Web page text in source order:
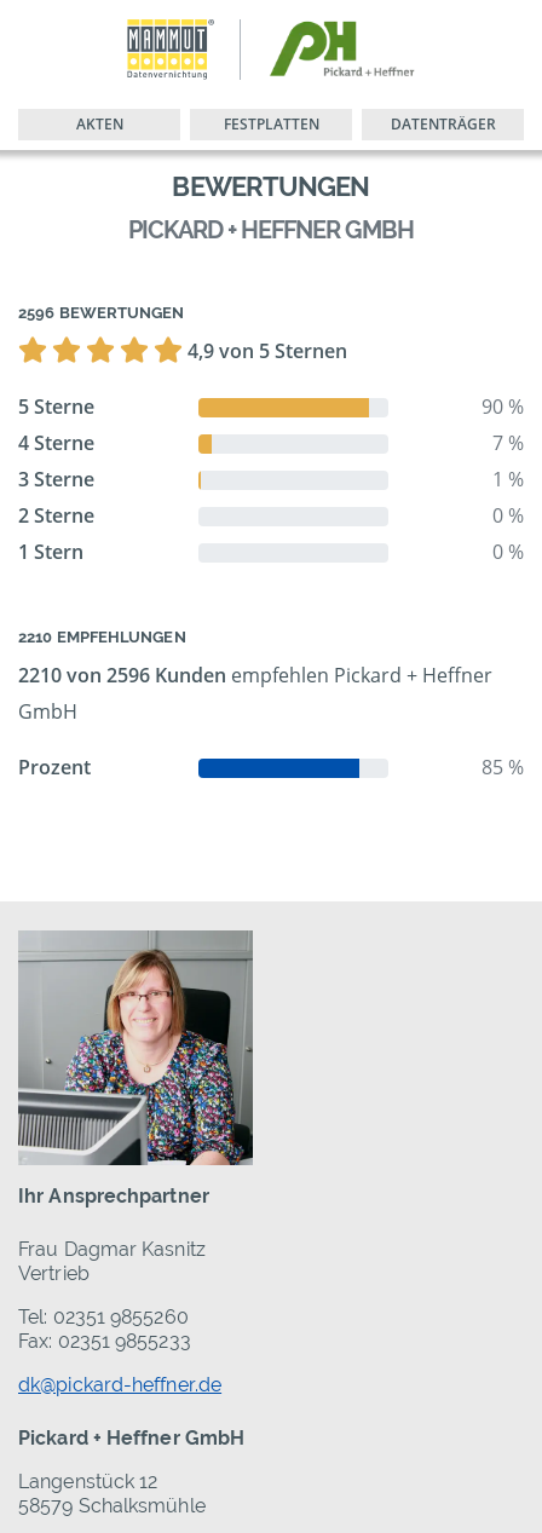
AKTEN FESTPLATTEN DATENTRÄGER
BEWERTUNGEN
PICKARD + HEFFNER GMBH
2596 BEWERTUNGEN
4,9 von 5 Sternen
5 Sterne
90 %
4 Sterne
7 %
3 Sterne
1 %
2 Sterne
0 %
1 Stern
0 %
2210 EMPFEHLUNGEN
2210 von 2596 Kunden empfehlen Pickard + Heffner
GmbH
Prozent 85 %
Ihr Ansprechpartner
Frau Dagmar Kasnitz
Vertrieb
Tel: 02351 9855260
Fax: 02351 9855233
dk@pickard-heffner.de
Pickard + Heffner GmbH
Langenstück 12
58579 Schalksmühle